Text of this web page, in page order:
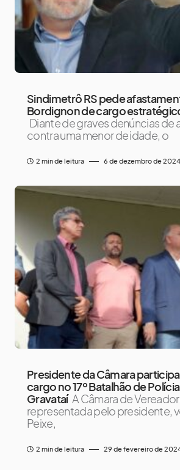
Sindimetrô RS pede
Bordignon de cargo
Diante de graves denúncias de
contra uma menor de idade, o
2 min de leitura 6 de dezembro de 2024
Presidente da Câmara
cargo no 17º Batalhão de
Gravataí A Câmara de
representada pelo presidente,
Peixe,
2 min de leitura 29 de fevereiro de